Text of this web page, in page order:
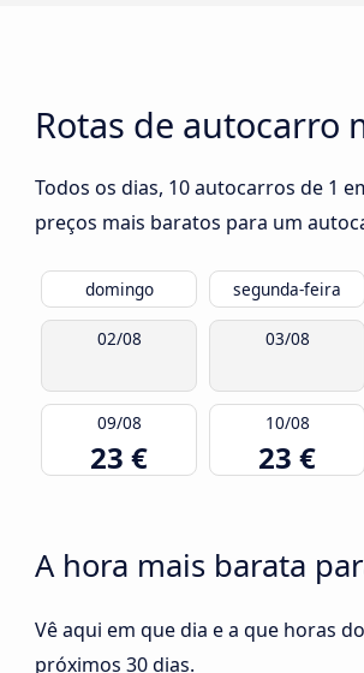
Rotas de autocarro
Todos os dias, 10 autocarros de 1
preços mais baratos para um
domingo segunda-feira
02/08 03/08
09/08
23 €
10/08
23 €
A hora mais barata
Vê aqui em que dia e a que horas
próximos 30 dias.